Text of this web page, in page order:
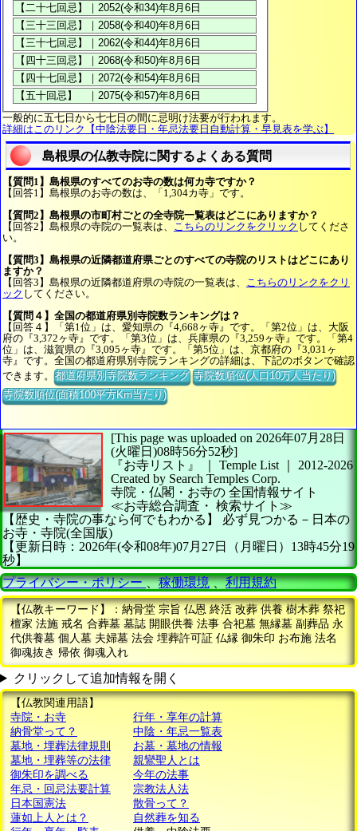
一般的に五七日から七七日の間に忌明け法要が行われます。
詳細はこのリンク【中陰法要日・年忌法要日自動計算・早見表を学ぶ】
島根県の仏教寺院に関するよくある質問
【質問1】島根県のすべてのお寺の数は何カ寺ですか？
【回答1】島根県のお寺の数は、「1,304カ寺」です。
【質問2】島根県の市町村ごとの全寺院一覧表はどこにありますか？
【回答2】島根県の寺院の一覧表は、
こちらのリンクをクリック してくださ
い。
【質問3】島根県の近隣都道府県ごとのすべての寺院のリストはどこにあり
ますか？
【回答3】島根県の近隣都道府県の寺院の一覧表は、
こちらのリンクをクリ
ック してください。
【質問４】全国の都道府県別寺院数ランキングは？
【回答４】「第1位」は、愛知県の『4,668ヶ寺』です。「第2位」は、大阪
府の『3,372ヶ寺』です。「第3位」は、兵庫県の『3,259ヶ寺』です。「第4
位」は、滋賀県の『3,095ヶ寺』です。「第5位」は、京都府の『3,031ヶ
寺』です。全国の都道府県別寺院ランキングの詳細は、下記のボタンで確認
できます。都道府県別寺院数ランキング 寺院数順位(人口10万人当たり)
寺院数順位(面積100平方Km当たり)
[This page was uploaded on 2026年07月28日
(火曜日)08時56分52秒]
『お寺リスト』 ｜ Temple List
2012-2026
Created by Search Temples Corp.
寺院・仏閣・お寺の 全国情報サイト
≪お寺総合調査・ 検索サイト≫
【歴史・寺院の事なら何でもわかる】
必ず見つかる－日本の
お寺・寺院(全国版)
【更新日時：2026年(令和08年)07月27日（月曜日）13時45分19
秒】
プライバシー・ポリシー、稼働環境、利用規約
【仏教キーワード】：納骨堂 宗旨 仏恩 終活 改葬 供養 樹木葬 祭祀
檀家 法施 戒名 合葬墓 墓誌 開眼供養 法事 合祀墓 無縁墓 副葬品 永
代供養墓 個人墓 夫婦墓 法会 埋葬許可証 仏縁 御朱印 お布施 法名
御魂抜き 帰依 御魂入れ
クリックして追加情報を開く
【仏教関連用語】
寺院・お寺
行年・享年の計算
納骨堂って？
中陰・年忌一覧表
墓地・埋葬法律規則
お墓・墓地の情報
墓地・埋葬等の法律
親鸞聖人とは
御朱印を調べる
今年の法事
年忌・回忌法要計算
宗教法人法
日本国憲法
散骨って？
蓮如上人とは？
自然葬を知る